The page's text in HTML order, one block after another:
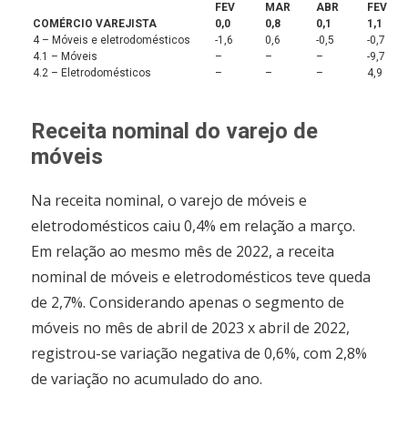
FEV
MAR ABR
FEV
COMÉRCIO VAREJISTA
0,0 0,8 0,1
1,1
4 – Móveis e eletrodomésticos
-1,6 0,6 -0,5
-0,7
4.1 – Móveis
– – –
-9,7
4.2 – Eletrodomésticos
– – – 4,9
Receita nominal do varejo de
móveis
Na receita nominal, o varejo de móveis e
eletrodomésticos caiu 0,4% em relação a março.
Em relação ao mesmo mês de 2022, a receita
nominal de móveis e eletrodomésticos teve queda
de 2,7%. Considerando apenas o segmento de
móveis no mês de abril de 2023 x abril de 2022,
registrou-se variação negativa de 0,6%, com 2,8%
de variação no acumulado do ano.